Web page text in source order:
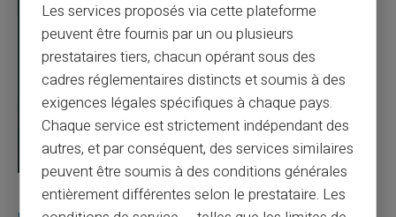
03/08/2026 Veritas Carte prépayée
Les services proposés via cette plateforme
peuvent être fournis par un ou plusieurs
prestataires tiers, chacun opérant sous des
cadres réglementaires distincts et soumis à des
exigences légales spécifiques à chaque pays.
Chaque service est strictement indépendant des
autres, et par conséquent, des services similaires
peuvent être soumis à des conditions générales
entièrement différentes selon le prestataire. Les